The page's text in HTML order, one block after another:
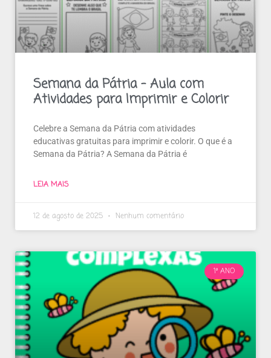
Semana da Pátria – Aula com
Atividades para Imprimir e Colorir
Celebre a Semana da Pátria com atividades
educativas gratuitas para imprimir e colorir. O que é a
Semana da Pátria? A Semana da Pátria é
LEIA MAIS
12 de agosto de 2025 Nenhum comentário
1º ANO